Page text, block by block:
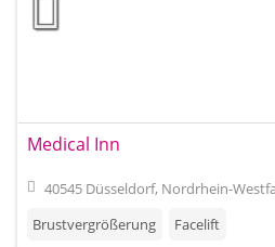
Medical Inn
40545 Düsseldorf, Nordrhein-
Brustvergrößerung
Facelift